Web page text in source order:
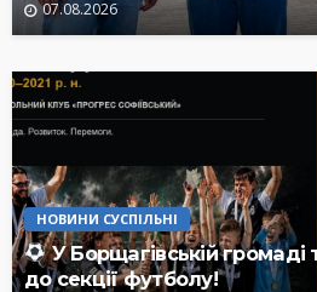
07.08.2026
НОВИНИ СУСПІЛЬНІ
У Борщагівській громаді
до секції футболу!